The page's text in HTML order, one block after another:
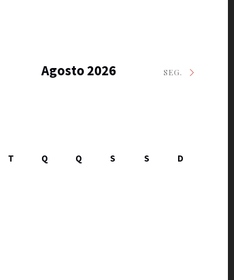
Agosto 2026 SEG.
T Q Q S S D